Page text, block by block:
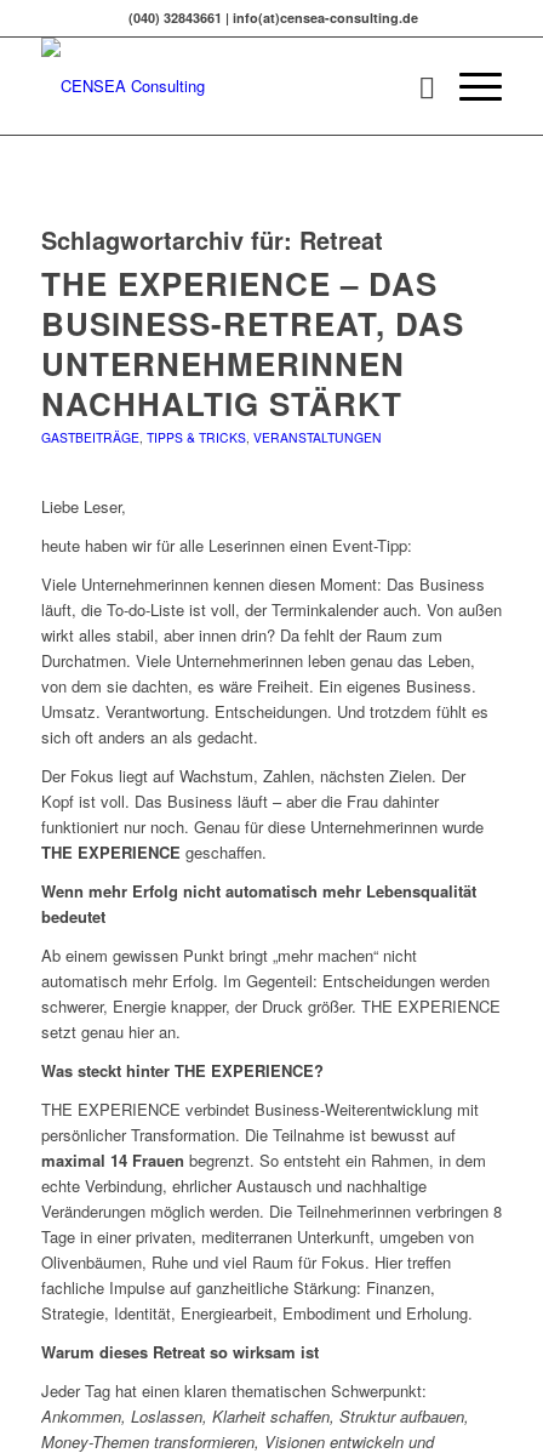
(040) 32843661 | info(at)censea-consulting.de
Schlagwortarchiv für: Retreat
THE EXPERIENCE – DAS
BUSINESS-RETREAT, DAS
UNTERNEHMERINNEN
NACHHALTIG STÄRKT
GASTBEITRÄGE, TIPPS & TRICKS, VERANSTALTUNGEN
Liebe Leser,
heute haben wir für alle Leserinnen einen Event-Tipp:
Viele Unternehmerinnen kennen diesen Moment: Das Business
läuft, die To-do-Liste ist voll, der Terminkalender auch. Von außen
wirkt alles stabil, aber innen drin? Da fehlt der Raum zum
Durchatmen. Viele Unternehmerinnen leben genau das Leben,
von dem sie dachten, es wäre Freiheit. Ein eigenes Business.
Umsatz. Verantwortung. Entscheidungen. Und trotzdem fühlt es
sich oft anders an als gedacht.
Der Fokus liegt auf Wachstum, Zahlen, nächsten Zielen. Der
Kopf ist voll. Das Business läuft – aber die Frau dahinter
funktioniert nur noch. Genau für diese Unternehmerinnen wurde
THE EXPERIENCE geschaffen.
Wenn mehr Erfolg nicht automatisch mehr Lebensqualität
bedeutet
Ab einem gewissen Punkt bringt „mehr machen“ nicht
automatisch mehr Erfolg. Im Gegenteil: Entscheidungen werden
schwerer, Energie knapper, der Druck größer. THE EXPERIENCE
setzt genau hier an.
Was steckt hinter THE EXPERIENCE?
THE EXPERIENCE verbindet Business-Weiterentwicklung mit
persönlicher Transformation. Die Teilnahme ist bewusst auf
maximal 14 Frauen begrenzt. So entsteht ein Rahmen, in dem
echte Verbindung, ehrlicher Austausch und nachhaltige
Veränderungen möglich werden. Die Teilnehmerinnen verbringen 8
Tage in einer privaten, mediterranen Unterkunft, umgeben von
Olivenbäumen, Ruhe und viel Raum für Fokus. Hier treffen
fachliche Impulse auf ganzheitliche Stärkung: Finanzen,
Strategie, Identität, Energiearbeit, Embodiment und Erholung.
Warum dieses Retreat so wirksam ist
Jeder Tag hat einen klaren thematischen Schwerpunkt:
Ankommen, Loslassen, Klarheit schaffen, Struktur aufbauen,
Money-Themen transformieren, Visionen entwickeln und